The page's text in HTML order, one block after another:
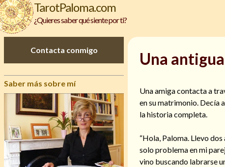
TarotPaloma.com
¿Quieres saber qué siente por ti?
Contacta conmigo
Saber más sobre mí
Una
Una amiga contacta a
en su matrimonio. Decía
la historia completa.
“Hola, Paloma. Llevo
solo problema en mi
vino buscando labrarse